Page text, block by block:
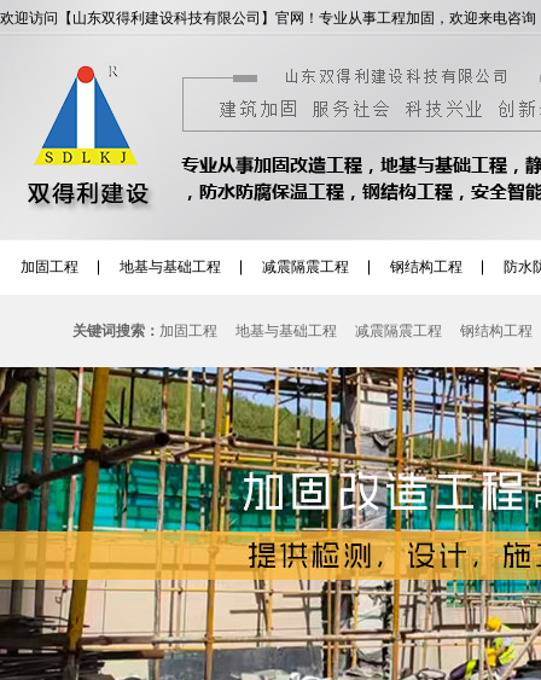
欢迎访问【山东双得利建设科技有限公司】官网！专业从事工程加固，欢迎来电咨询
加固工程 地基与基础工程 减震隔震工程 钢结构工程 防水
关键词搜索： 加固工程 地基与基础工程 减震隔震工程 钢结构工程